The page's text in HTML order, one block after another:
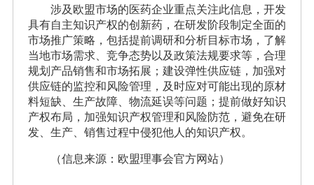
涉及欧盟市场的医药企业重点关注此信息，开发
具有自主知识产权的创新药，在研发阶段制定全面的
市场推广策略，包括提前调研和分析目标市场，了解
当地市场需求、竞争态势以及政策法规要求等，合理
规划产品销售和市场拓展；建设弹性供应链，加强对
供应链的监控和风险管理，及时应对可能出现的原材
料短缺、生产故障、物流延误等问题；提前做好知识
产权布局，加强知识产权管理和风险防范，避免在研
发、生产、销售过程中侵犯他人的知识产权。
（信息来源：欧盟理事会官方网站）